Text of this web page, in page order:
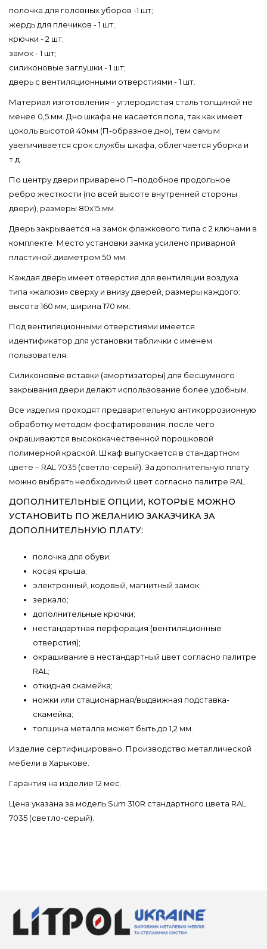
полочка для головных уборов -1 шт;
жердь для плечиков - 1 шт;
крючки - 2 шт;
замок - 1 шт;
силиконовые заглушки - 1 шт;
дверь с вентиляционными отверстиями - 1 шт.
Материал изготовления – углеродистая сталь толщиной не
менее 0,5 мм. Дно шкафа не касается пола, так как имеет
цоколь высотой 40мм (П-образное дно), тем самым
увеличивается срок службы шкафа, облегчается уборка и
т.д.
По центру двери приварено П–подобное продольное
ребро жесткости (по всей высоте внутренней стороны
двери), размеры 80х15 мм.
Дверь закрывается на замок флажкового типа с 2 ключами в
комплекте. Место установки замка усилено приварной
пластиной диаметром 50 мм.
Каждая дверь имеет отверстия для вентиляции воздуха
типа «жалюзи» сверху и внизу дверей, размеры каждого:
высота 160 мм, ширина 170 мм.
Под вентиляционными отверстиями имеется
идентификатор для установки таблички с именем
пользователя.
Силиконовые вставки (амортизаторы) для бесшумного
закрывания двери делают использование более удобным.
Все изделия проходят предварительную антикоррозионную
обработку методом фосфатирования, после чего
окрашиваются высококачественной порошковой
полимерной краской. Шкаф выпускается в стандартном
цвете – RAL 7035 (светло-серый). За дополнительную плату
можно выбрать необходимый цвет согласно палитре RAL.
ДОПОЛНИТЕЛЬНЫЕ ОПЦИИ, КОТОРЫЕ МОЖНО
УСТАНОВИТЬ ПО ЖЕЛАНИЮ ЗАКАЗЧИКА ЗА
ДОПОЛНИТЕЛЬНУЮ ПЛАТУ:
полочка для обуви;
косая крыша;
электронный, кодовый, магнитный замок;
зеркало;
дополнительные крючки;
нестандартная перфорация (вентиляционные
отверстия);
окрашивание в нестандартный цвет согласно палитре
RAL;
откидная скамейка;
ножки или стационарная/выдвижная подставка-
скамейка;
толщина металла может быть до 1,2 мм.
Изделие сертифицировано. Производство металлической
мебели в Харькове.
Гарантия на изделие 12 мес.
Цена указана за модель Sum 310R стандартного цвета RAL
7035 (светло-серый).